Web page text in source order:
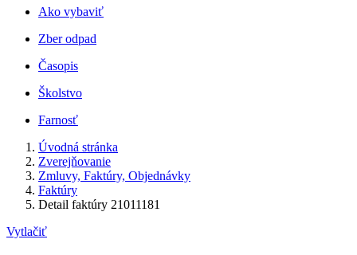
Ako vybaviť
Zber odpad
Časopis
Školstvo
Farnosť
Úvodná stránka
Zverejňovanie
Zmluvy, Faktúry, Objednávky
Faktúry
Detail faktúry 21011181
Vytlačiť